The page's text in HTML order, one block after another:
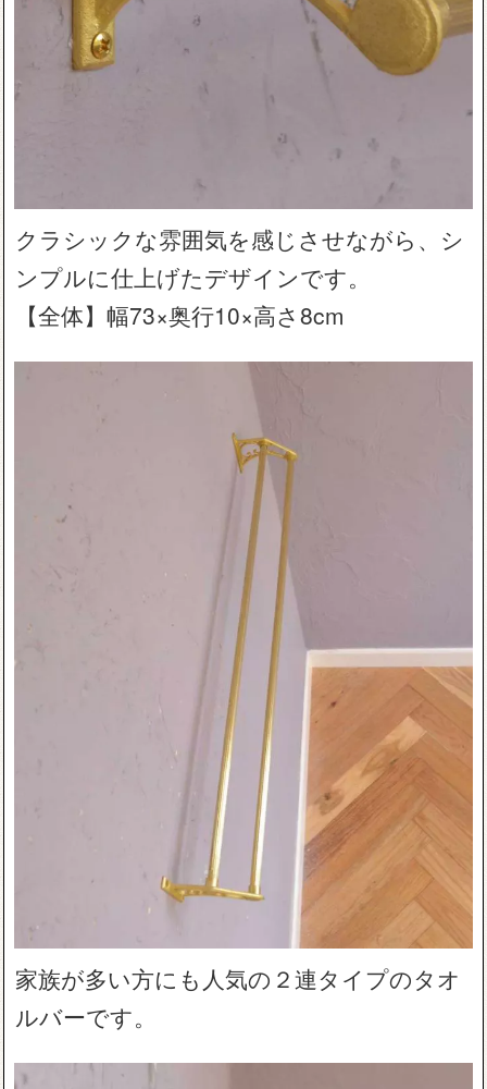
クラシックな雰囲気を感じさせながら、シ
ンプルに仕上げたデザインです。
【全体】幅73×奥行10×高さ8cm
家族が多い方にも人気の２連タイプのタオ
ルバーです。